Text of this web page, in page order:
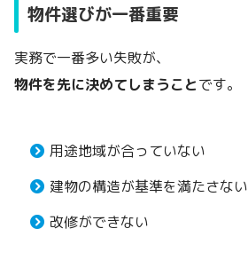
物件選びが一番重要
実務で一番多い失敗が、
物件を先に決めてしまうことです。
用途地域が合っていない
建物の構造が基準を満たさない
改修ができない